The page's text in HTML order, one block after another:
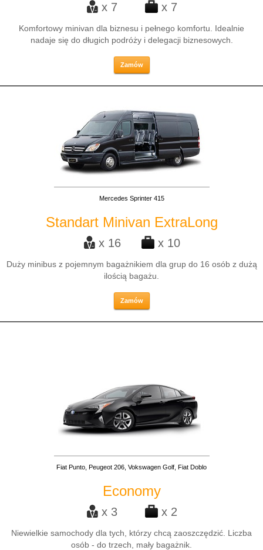
x 7 x 7
Komfortowy minivan dla biznesu i pełnego komfortu. Idealnie
nadaje się do długich podróży i delegacji biznesowych.
Zamów
Mercedes Sprinter 415
Standart Minivan ExtraLong
x 16 x 10
Duży minibus z pojemnym bagażnikiem dla grup do 16 osób z dużą
ilością bagażu.
Zamów
Fiat Punto, Peugeot 206, Vokswagen Golf, Fiat Doblo
Economy
x 3 x 2
Niewielkie samochody dla tych, którzy chcą zaoszczędzić. Liczba
osób - do trzech, mały bagażnik.